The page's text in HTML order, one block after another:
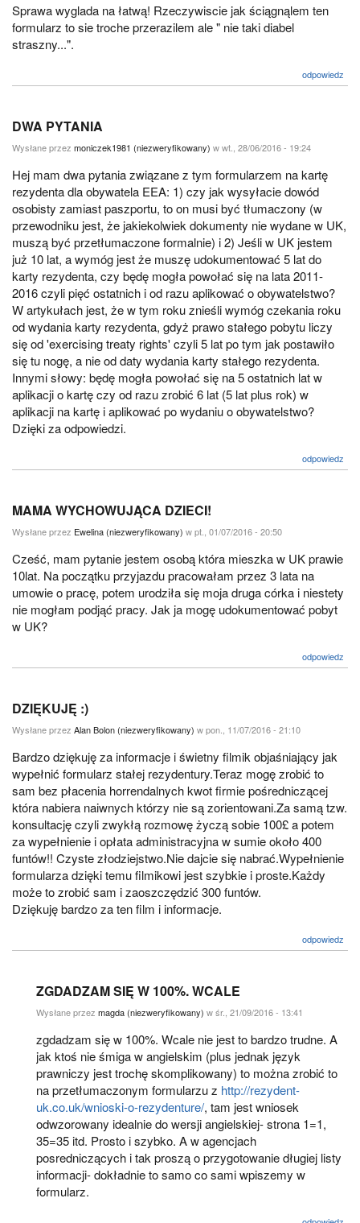
Sprawa wyglada na łatwą! Rzeczywiscie jak ściągnąlem ten
formularz to sie troche przerazilem ale " nie taki diabel
straszny...".
odpowiedz
DWA PYTANIA
Wysłane przez moniczek1981 (niezweryfikowany) w wt., 28/06/2016 - 19:24
Hej mam dwa pytania związane z tym formularzem na kartę
rezydenta dla obywatela EEA: 1) czy jak wysyłacie dowód
osobisty zamiast paszportu, to on musi być tłumaczony (w
przewodniku jest, że jakiekolwiek dokumenty nie wydane w UK,
muszą być przetłumaczone formalnie) i 2) Jeśli w UK jestem
już 10 lat, a wymóg jest że muszę udokumentować 5 lat do
karty rezydenta, czy będę mogła powołać się na lata 2011-
2016 czyli pięć ostatnich i od razu aplikować o obywatelstwo?
W artykułach jest, że w tym roku znieśli wymóg czekania roku
od wydania karty rezydenta, gdyż prawo stałego pobytu liczy
się od 'exercising treaty rights' czyli 5 lat po tym jak postawiło
się tu nogę, a nie od daty wydania karty stałego rezydenta.
Innymi słowy: będę mogła powołać się na 5 ostatnich lat w
aplikacji o kartę czy od razu zrobić 6 lat (5 lat plus rok) w
aplikacji na kartę i aplikować po wydaniu o obywatelstwo?
Dzięki za odpowiedzi.
odpowiedz
MAMA WYCHOWUJĄCA DZIECI!
Wysłane przez Ewelina (niezweryfikowany) w pt., 01/07/2016 - 20:50
Cześć, mam pytanie jestem osobą która mieszka w UK prawie
10lat. Na początku przyjazdu pracowałam przez 3 lata na
umowie o pracę, potem urodziła się moja druga córka i niestety
nie mogłam podjąć pracy. Jak ja mogę udokumentować pobyt
w UK?
odpowiedz
DZIĘKUJĘ :)
Wysłane przez Alan Bolon (niezweryfikowany) w pon., 11/07/2016 - 21:10
Bardzo dziękuję za informacje i świetny filmik objaśniający jak
wypełnić formularz stałej rezydentury.Teraz mogę zrobić to
sam bez płacenia horrendalnych kwot firmie pośredniczącej
która nabiera naiwnych którzy nie są zorientowani.Za samą tzw.
konsultację czyli zwykłą rozmowę życzą sobie 100£ a potem
za wypełnienie i opłata administracyjna w sumie około 400
funtów!! Czyste złodziejstwo.Nie dajcie się nabrać.Wypełnienie
formularza dzięki temu filmikowi jest szybkie i proste.Każdy
może to zrobić sam i zaoszczędzić 300 funtów.
Dziękuję bardzo za ten film i informacje.
odpowiedz
ZGDADZAM SIĘ W 100%. WCALE
Wysłane przez magda (niezweryfikowany) w śr., 21/09/2016 - 13:41
zgdadzam się w 100%. Wcale nie jest to bardzo trudne. A
jak ktoś nie śmiga w angielskim (plus jednak język
prawniczy jest trochę skomplikowany) to można zrobić to
na przetłumaczonym formularzu z http://rezydent-
uk.co.uk/wnioski-o-rezydenture/, tam jest wniosek
odwzorowany idealnie do wersji angielskiej- strona 1=1,
35=35 itd. Prosto i szybko. A w agencjach
posredniczących i tak proszą o przygotowanie długiej listy
informacji- dokładnie to samo co sami wpiszemy w
formularz.